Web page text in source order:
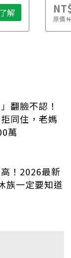
解 原價
翻臉不認！
同住，老媽
萬
！2026最新
族一定要知道